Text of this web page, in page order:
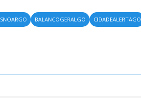
BALANCOGERALGO
CIDADEALERTAGO